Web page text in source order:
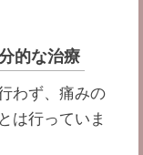
的な治療
わず、痛みの
は行っていま